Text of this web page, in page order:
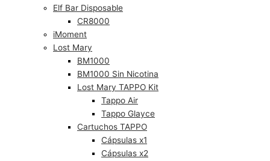
Elf Bar Disposable
CR8000
iMoment
Lost Mary
BM1000
BM1000 Sin Nicotina
Lost Mary TAPPO Kit
Tappo Air
Tappo Glayce
Cartuchos TAPPO
Cápsulas x1
Cápsulas x2